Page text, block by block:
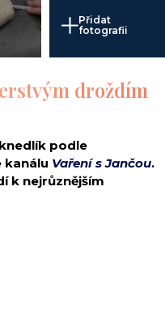
Přidat
fotografii
droždím
podle
kanálu Vaření s Jančou.
k nejrůznějším